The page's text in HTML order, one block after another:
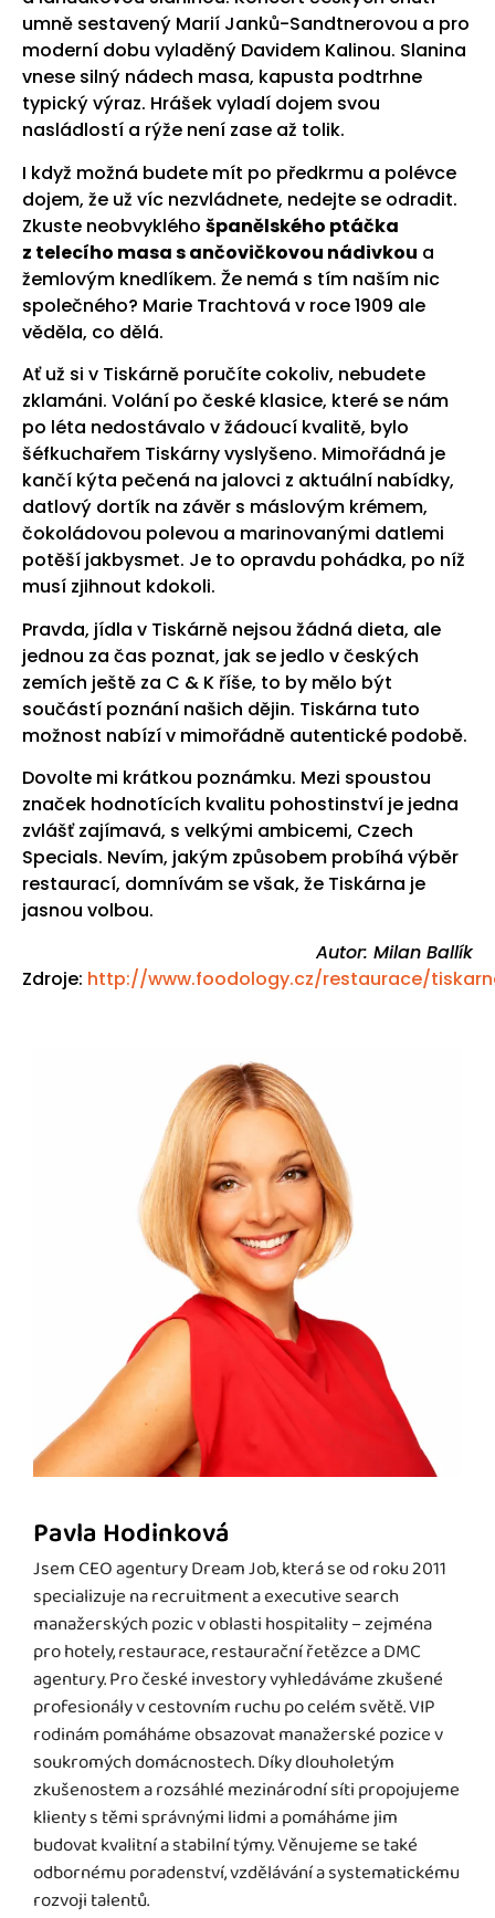
umně sestavený Marií Janků-Sandtnerovou a pro
moderní dobu vyladěný Davidem Kalinou. Slanina
vnese silný nádech masa, kapusta podtrhne
typický výraz. Hrášek vyladí dojem svou
nasládlostí a rýže není zase až tolik.
I když možná budete mít po předkrmu a polévce
dojem, že už víc nezvládnete, nedejte se odradit.
Zkuste neobvyklého španělského ptáčka
z telecího masa s ančovičkovou nádivkou a
žemlovým knedlíkem. Že nemá s tím naším nic
společného? Marie Trachtová v roce 1909 ale
věděla, co dělá.
Ať už si v Tiskárně poručíte cokoliv, nebudete
zklamáni. Volání po české klasice, které se nám
po léta nedostávalo v žádoucí kvalitě, bylo
šéfkuchařem Tiskárny vyslyšeno. Mimořádná je
kančí kýta pečená na jalovci z aktuální nabídky,
datlový dortík na závěr s máslovým krémem,
čokoládovou polevou a marinovanými datlemi
potěší jakbysmet. Je to opravdu pohádka, po níž
musí zjihnout kdokoli.
Pravda, jídla v Tiskárně nejsou žádná dieta, ale
jednou za čas poznat, jak se jedlo v českých
zemích ještě za C & K říše, to by mělo být
součástí poznání našich dějin. Tiskárna tuto
možnost nabízí v mimořádně autentické podobě.
Dovolte mi krátkou poznámku. Mezi spoustou
značek hodnotících kvalitu pohostinství je jedna
zvlášť zajímavá, s velkými ambicemi, Czech
Specials. Nevím, jakým způsobem probíhá výběr
restaurací, domnívám se však, že Tiskárna je
jasnou volbou.
Autor: Milan Ballík
Zdroje: http://www.foodology.cz/restaurace/
Pavla Hodinková
Jsem CEO agentury Dream Job, která se od roku 2011
specializuje na recruitment a executive search
manažerských pozic v oblasti hospitality – zejména
pro hotely, restaurace, restaurační řetězce a DMC
agentury. Pro české investory vyhledáváme zkušené
profesionály v cestovním ruchu po celém světě. VIP
rodinám pomáháme obsazovat manažerské pozice v
soukromých domácnostech. Díky dlouholetým
zkušenostem a rozsáhlé mezinárodní síti propojujeme
klienty s těmi správnými lidmi a pomáháme jim
budovat kvalitní a stabilní týmy. Věnujeme se také
odbornému poradenství, vzdělávání a systematickému
rozvoji talentů.